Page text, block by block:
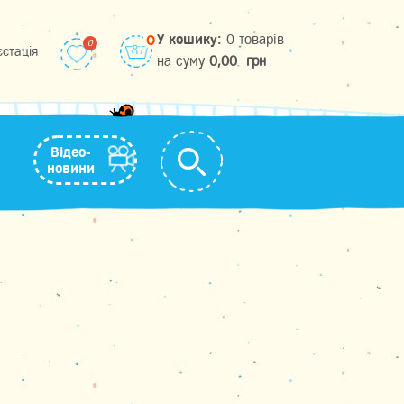
0У кошику: 0 товарів
на cуму 0,00 грн
Відео-
новини